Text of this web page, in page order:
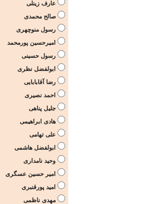
عارف زینلی
صالح محمدی
رسول منوچهری
امیرحسین پورمحمد
رسول حسینی
ابولفضل نظری
رضا آقابابایی
احمد نصیری
جلیل پناهی
هادی ابراهیمی
علی تهامی
ابولفضل هاشمی
وحید نامداری
امیر حسین عسگری
امید پورقنبری
مهدی ناظمی